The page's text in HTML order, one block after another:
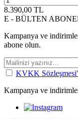
8.390,00 TL
E - BÜLTEN
Kampanya ve
abone olun.
KVKK
Kampanya ve